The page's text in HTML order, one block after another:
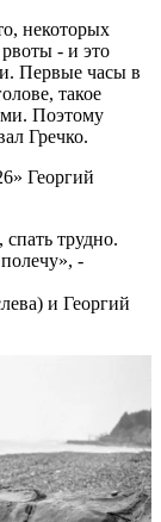
некоторых
- и это
Первые часы в
такое
Поэтому
Гречко.
Георгий
спать трудно.
-
и Георгий